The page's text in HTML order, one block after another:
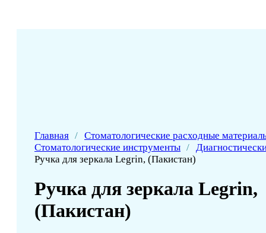
Главная / Стоматологические расходные
Стоматологические инструменты /
Ручка для зеркала Legrin, (Пакистан)
Ручка для зеркала Legrin,
(Пакистан)